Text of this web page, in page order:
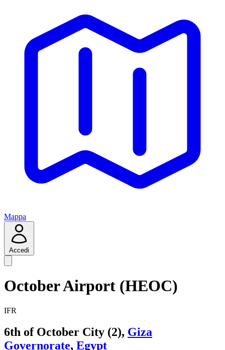
Mappa
Accedi
October Airport (HEOC)
IFR
6th of October City (2), Giza
Governorate, Egypt